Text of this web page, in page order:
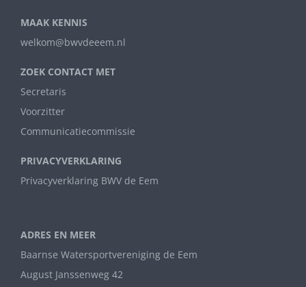
MAAK KENNIS
welkom@bwvdeeem.nl
ZOEK CONTACT MET
Secretaris
Voorzitter
Communicatiecommissie
PRIVACYVERKLARING
Privacyverklaring BWV de Eem
ADRES EN MEER
Baarnse Watersportvereniging de Eem
August Janssenweg 42